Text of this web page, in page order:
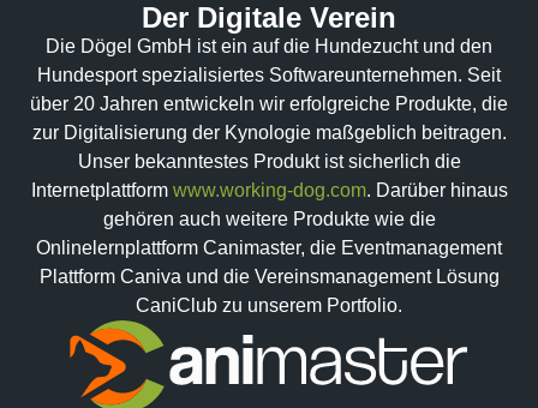
Der Digitale Verein
Die Dögel GmbH ist ein auf die Hundezucht und den
Hundesport spezialisiertes Softwareunternehmen. Seit
über 20 Jahren entwickeln wir erfolgreiche Produkte, die
zur Digitalisierung der Kynologie maßgeblich beitragen.
Unser bekanntestes Produkt ist sicherlich die
Internetplattform www.working-dog.com. Darüber hinaus
gehören auch weitere Produkte wie die
Onlinelernplattform Canimaster, die Eventmanagement
Plattform Caniva und die Vereinsmanagement Lösung
CaniClub zu unserem Portfolio.